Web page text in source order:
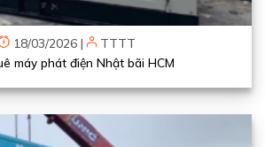
18/03/2026 |
TTTT
máy phát điện Nhật bãi HCM